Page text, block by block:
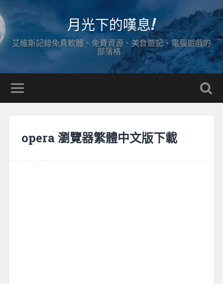
月光下的嘆息!
艾維斯記錄免費軟體、免費資源、美食遊記、電腦遊戲的
部落格…
opera 瀏覽器繁體中文版下載